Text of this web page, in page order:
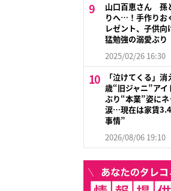
山口百恵さん 孫
りへ…！手作りお
レゼント、子供向
猛勉強の溺愛ぶり
2025/02/26 16:30
「泣けてくる」
歳“旧ジャニ”ア
ぶり“本業”姿に
涙…現在は家賃
事情”
2026/08/06 19:10